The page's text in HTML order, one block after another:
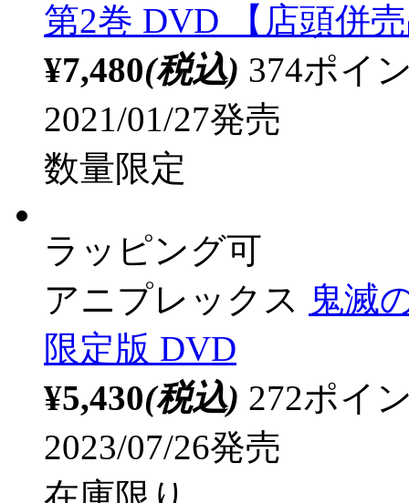
第2巻 DVD 【店頭併
¥7,480(税込) 374ポイ
2021/01/27発売
数量限定